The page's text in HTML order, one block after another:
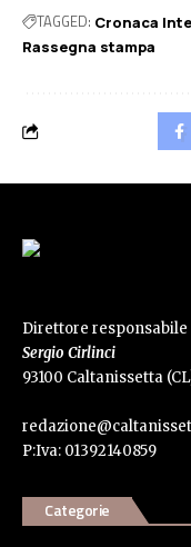
TAGGED: Cronaca
Rassegna stampa
Direttore responsabile
Sergio Cirlinci
93100 Caltanissetta
P:Iva: 01392140859
Categorie